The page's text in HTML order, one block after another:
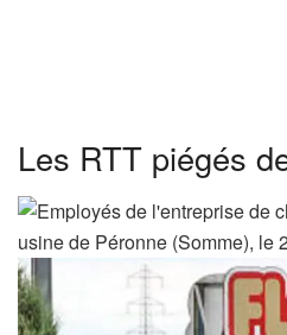
Les RTT piégés